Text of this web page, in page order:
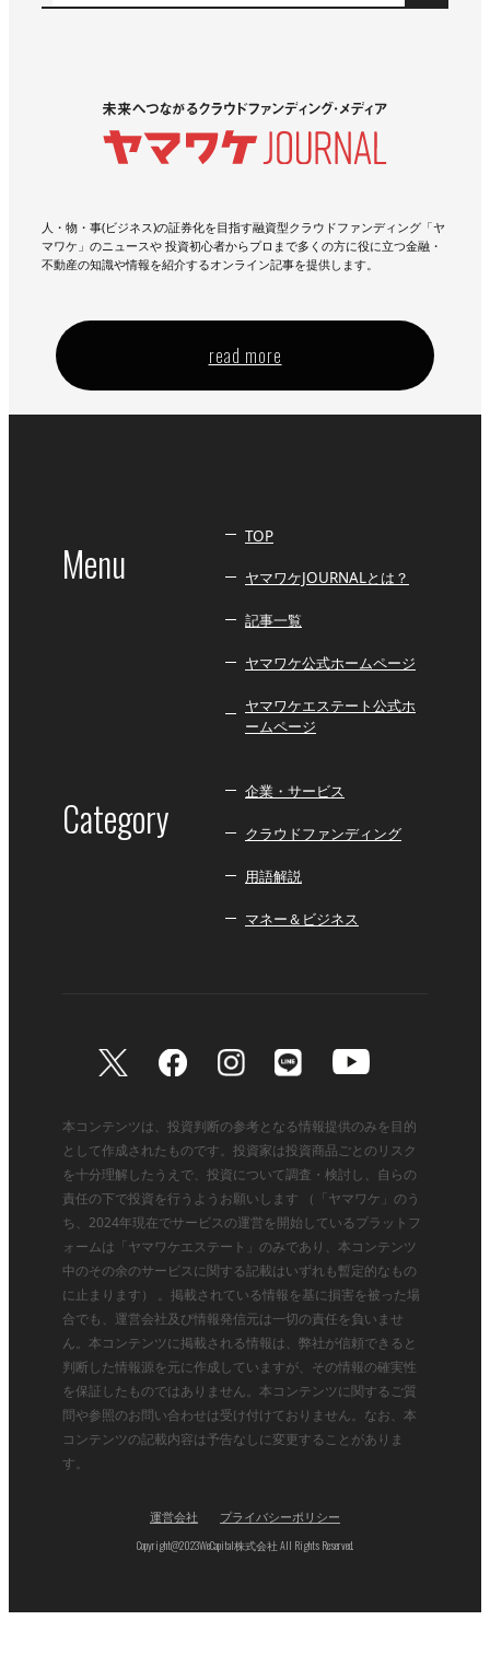
人・物・事(ビジネス)の証券化を目指す融資型クラウドファンディング「ヤ
マワケ」のニュースや 投資初心者からプロまで多くの方に役に立つ金融・
不動産の知識や情報を紹介するオンライン記事を提供します。
read more
Menu
TOP
ヤマワケJOURNALとは？
記事一覧
ヤマワケ公式ホームページ
ヤマワケエステート公式ホ
ームページ
Category
企業・サービス
クラウドファンディング
用語解説
マネー＆ビジネス
本コンテンツは、投資判断の参考となる情報提供のみを目的
として作成されたものです。投資家は投資商品ごとのリスク
を十分理解したうえで、投資について調査・検討し、自らの
責任の下で投資を行うようお願いします （「ヤマワケ」のう
ち、2024年現在でサービスの運営を開始しているプラットフ
ォームは「ヤマワケエステート」のみであり、本コンテンツ
中のその余のサービスに関する記載はいずれも暫定的なもの
に止まります） 。掲載されている情報を基に損害を被った場
合でも、運営会社及び情報発信元は一切の責任を負いませ
ん。本コンテンツに掲載される情報は、弊社が信頼できると
判断した情報源を元に作成していますが、その情報の確実性
を保証したものではありません。本コンテンツに関するご質
問や参照のお問い合わせは受け付けておりません。なお、本
コンテンツの記載内容は予告なしに変更することがありま
す。
運営会社
プライバシーポリシー
Copyright@2023WeCapital株式会社 All Rights Reserved.